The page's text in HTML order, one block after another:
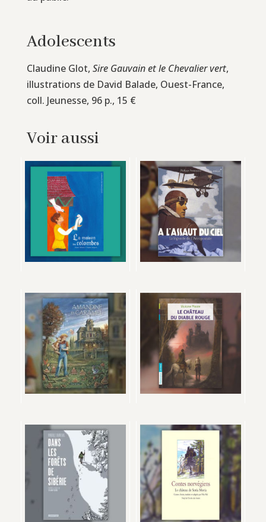
Adolescents
Claudine Glot, Sire Gauvain et le Chevalier vert,
illustrations de David Balade, Ouest-France,
coll. Jeunesse, 96 p., 15 €
Voir aussi